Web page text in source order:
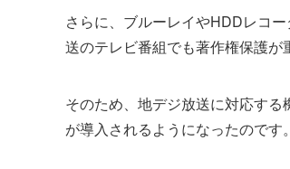
さらに、ブルーレイやHDDレコ
送のテレビ番組でも著作権保護が
そのため、地デジ放送に対応する
が導入されるようになったのです。